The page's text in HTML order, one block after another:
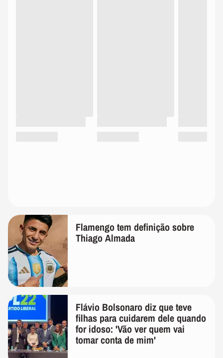
Flamengo tem definição sobre
Thiago Almada
Flávio Bolsonaro diz que teve
filhas para cuidarem dele quando
for idoso: 'Vão ver quem vai
tomar conta de mim'